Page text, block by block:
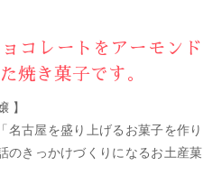
コレートをアーモンド
焼き菓子です。
】
名古屋を盛り上げるお菓子を作り
のきっかけづくりになるお土産菓